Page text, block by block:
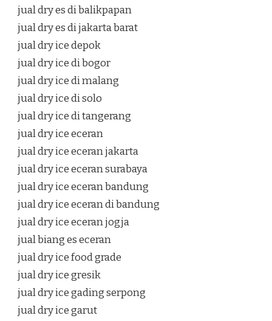
jual dry es di balikpapan
jual dry es di jakarta barat
jual dry ice depok
jual dry ice di bogor
jual dry ice di malang
jual dry ice di solo
jual dry ice di tangerang
jual dry ice eceran
jual dry ice eceran jakarta
jual dry ice eceran surabaya
jual dry ice eceran bandung
jual dry ice eceran di bandung
jual dry ice eceran jogja
jual biang es eceran
jual dry ice food grade
jual dry ice gresik
jual dry ice gading serpong
jual dry ice garut